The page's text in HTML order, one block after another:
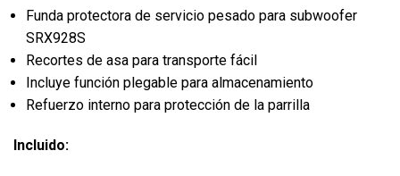
Funda protectora de servicio pesado para subwoofer
SRX928S
Recortes de asa para transporte fácil
Incluye función plegable para almacenamiento
Refuerzo interno para protección de la parrilla
Incluido: